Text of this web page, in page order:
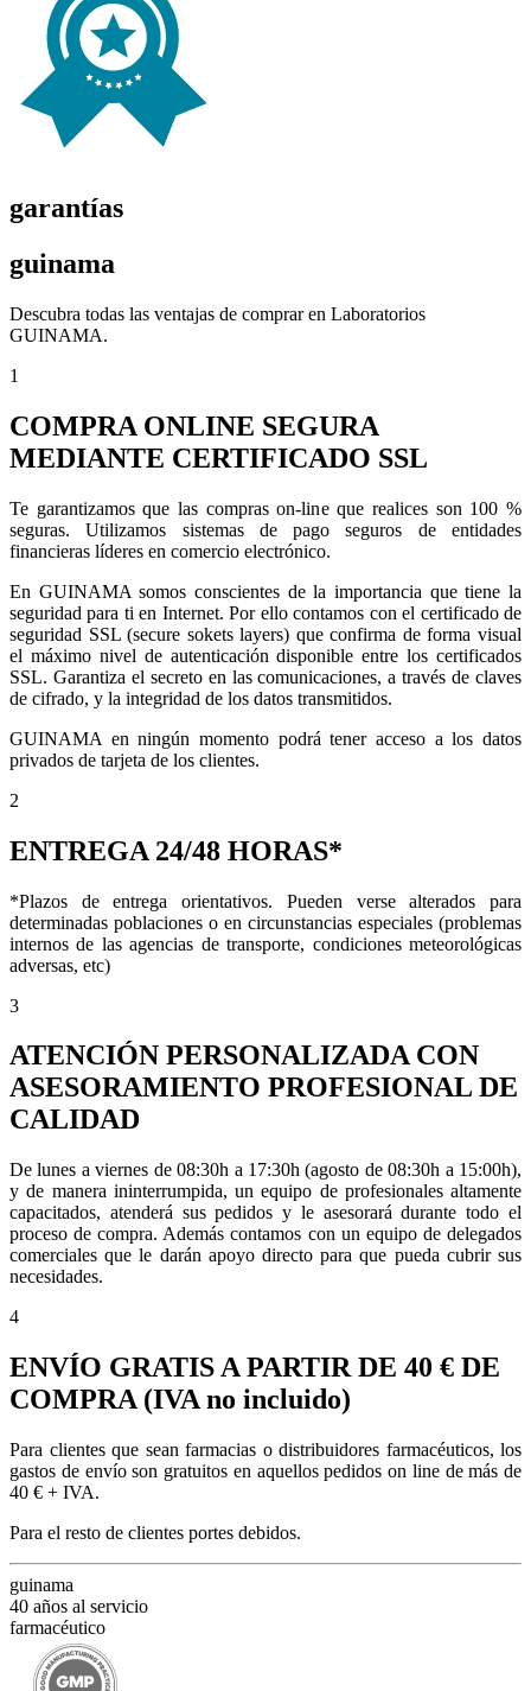
garantías
guinama
Descubra todas las ventajas de comprar en Laboratorios
GUINAMA.
1
COMPRA ONLINE SEGURA
MEDIANTE CERTIFICADO SSL
Te garantizamos que las compras on-line que realices son 100 %
seguras. Utilizamos sistemas de pago seguros de entidades
financieras líderes en comercio electrónico.
En GUINAMA somos conscientes de la importancia que tiene la
seguridad para ti en Internet. Por ello contamos con el certificado de
seguridad SSL (secure sokets layers) que confirma de forma visual
el máximo nivel de autenticación disponible entre los certificados
SSL. Garantiza el secreto en las comunicaciones, a través de claves
de cifrado, y la integridad de los datos transmitidos.
GUINAMA en ningún momento podrá tener acceso a los datos
privados de tarjeta de los clientes.
2
ENTREGA 24/48 HORAS*
*Plazos de entrega orientativos. Pueden verse alterados para
determinadas poblaciones o en circunstancias especiales (problemas
internos de las agencias de transporte, condiciones meteorológicas
adversas, etc)
3
ATENCIÓN PERSONALIZADA CON
ASESORAMIENTO PROFESIONAL DE
CALIDAD
De lunes a viernes de 08:30h a 17:30h(agosto de 08:30h a 15:00h),
y de manera ininterrumpida, un equipo de profesionales altamente
capacitados, atenderá sus pedidos y le asesorará durante todo el
proceso de compra. Además contamos con un equipo de delegados
comerciales que le darán apoyo directo para que pueda cubrir sus
necesidades.
4
ENVÍO GRATIS A PARTIR DE 40 € DE
COMPRA (IVA no incluido)
Para clientes que sean farmacias o distribuidores farmacéuticos, los
gastos de envío son gratuitos en aquellos pedidos on line de más de
40 € + IVA.
Para el resto de clientes portes debidos.
guinama
40 años al servicio
farmacéutico